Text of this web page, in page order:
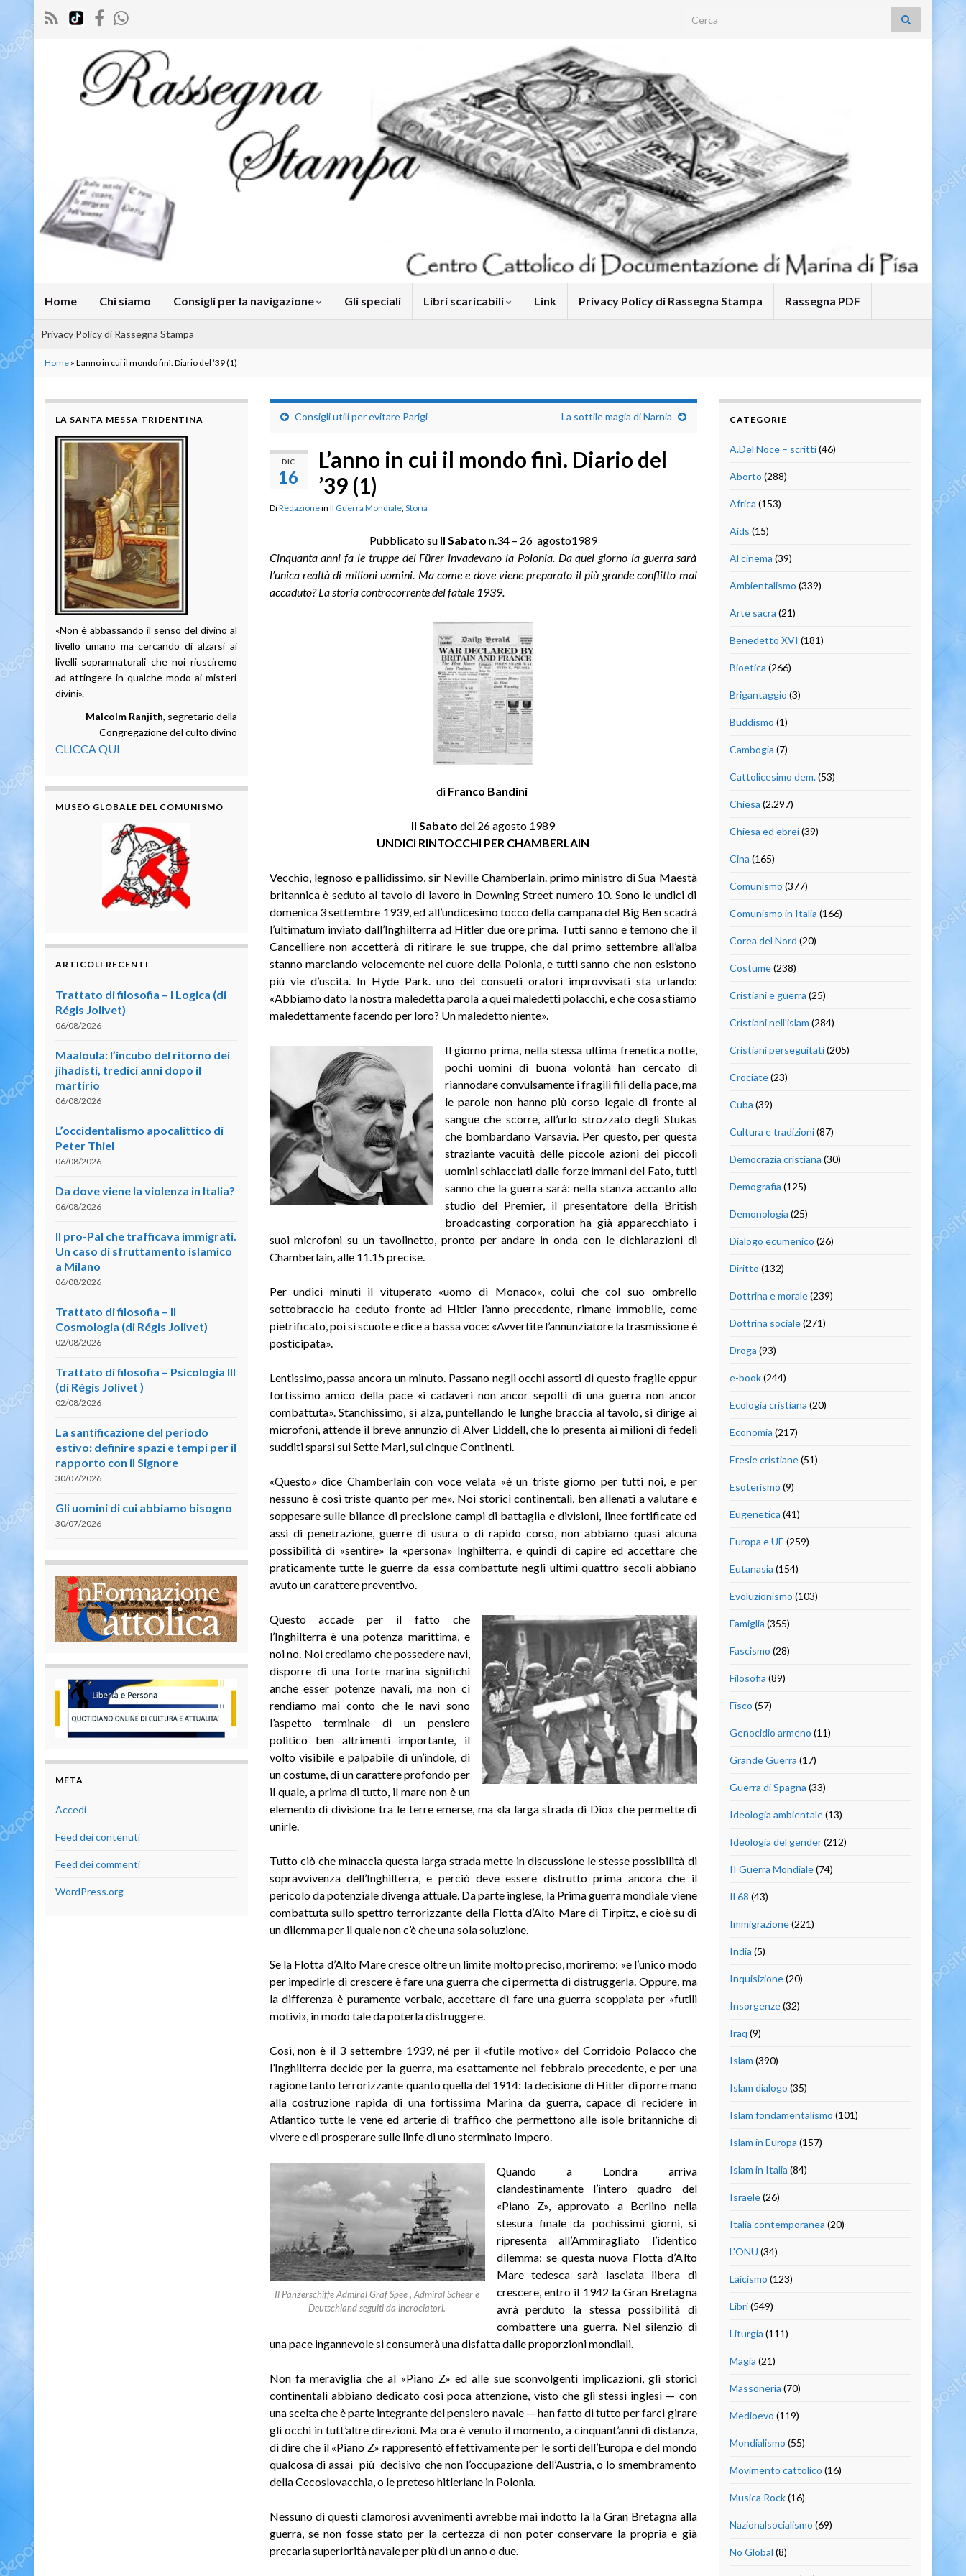
Search for:
Home Chi siamo Consigli per la navigazione Gli speciali Libri scaricabili Link Privacy Policy di Rassegna Stampa Rassegna PDF
Privacy Policy di Rassegna Stampa
Home » L’anno in cui il mondo finì. Diario del ’39 (1)
Consigli utili per evitare Parigi La sottile magia di Narnia
DIC
16
L’anno in cui il mondo finì. Diario del
’39 (1)
DiRedazionein II Guerra Mondiale, Storia
Pubblicato su Il Sabato n.34 – 26 agosto1989
Cinquanta anni fa le truppe del Fürer invadevano la Polonia. Da quel giorno la guerra sarà
l’unica realtà di milioni uomini. Ma come e dove viene preparato il più grande conflitto mai
accaduto? La storia controcorrente del fatale 1939.
di Franco Bandini
Il Sabato del 26 agosto 1989
UNDICI RINTOCCHI PER CHAMBERLAIN
Vecchio, legnoso e pallidissimo, sir Neville Chamberlain. primo ministro di Sua Maestà
britannica è seduto al tavolo di lavoro in Downing Street numero 10. Sono le undici di
domenica 3 settembre 1939, ed all’undicesimo tocco della campana del Big Ben scadrà
l’ultimatum inviato dall’Inghilterra ad Hitler due ore prima. Tutti sanno e temono che il
Cancelliere non accetterà di ritirare le sue truppe, che dal primo settembre all’alba
stanno marciando velocemente nel cuore della Polonia, e tutti sanno che non esistono
più vie d’uscita. In Hyde Park. uno dei consueti oratori improvvisati sta urlando:
«Abbiamo dato la nostra maledetta parola a quei maledetti polacchi, e che cosa stiamo
maledettamente facendo per loro? Un maledetto niente».
Il giorno prima, nella stessa ultima frenetica notte,
pochi uomini di buona volontà han cercato di
riannodare convulsamente i fragili fili della pace, ma
le parole non hanno più corso legale di fronte al
sangue che scorre, all’urlo strozzato degli Stukas
che bombardano Varsavia. Per questo, per questa
straziante vacuità delle piccole azioni dei piccoli
uomini schiacciati dalle forze immani del Fato, tutti
sanno che la guerra sarà: nella stanza accanto allo
studio del Premier, il presentatore della British
broadcasting corporation ha già apparecchiato i
suoi microfoni su un tavolinetto, pronto per andare in onda con le dichiarazioni di
Chamberlain, alle 11.15 precise.
Per undici minuti il vituperato «uomo di Monaco», colui che col suo ombrello
sottobraccio ha ceduto fronte ad Hitler l’anno precedente, rimane immobile, come
pietrificato, poi si scuote e dice a bassa voce: «Avvertite l’annunziatore la trasmissione è
posticipata».
Lentissimo, passa ancora un minuto. Passano negli occhi assorti di questo fragile eppur
fortissimo amico della pace «i cadaveri non ancor sepolti di una guerra non ancor
combattuta». Stanchissimo, si alza, puntellando le lunghe braccia al tavolo, si dirige ai
microfoni, attende il breve annunzio di Alver Liddell, che lo presenta ai milioni di fedeli
sudditi sparsi sui Sette Mari, sui cinque Continenti.
«Questo» dice Chamberlain con voce velata «è un triste giorno per tutti noi, e per
nessuno è così triste quanto per me». Noi storici continentali, ben allenati a valutare e
soppesare sulle bilance di precisione campi di battaglia e divisioni, linee fortificate ed
assi di penetrazione, guerre di usura o di rapido corso, non abbiamo quasi alcuna
possibilità di «sentire» la «persona» Inghilterra, e quindi di capire ed accettare che
praticamente tutte le guerre da essa combattute negli ultimi quattro secoli abbiano
avuto un carattere preventivo.
Questo accade per il fatto che
l’Inghilterra è una potenza marittima, e
noi no. Noi crediamo che possedere navi,
disporre di una forte marina significhi
anche esser potenze navali, ma non ci
rendiamo mai conto che le navi sono
l’aspetto terminale di un pensiero
politico ben altrimenti importante, il
volto visibile e palpabile di un’indole, di
un costume, di un carattere profondo per
il quale, a prima di tutto, il mare non è un
elemento di divisione tra le terre emerse, ma «la larga strada di Dio» che permette di
unirle.
Tutto ciò che minaccia questa larga strada mette in discussione le stesse possibilità di
sopravvivenza dell’Inghilterra, e perciò deve essere distrutto prima ancora che il
pericolo da potenziale divenga attuale. Da parte inglese, la Prima guerra mondiale viene
combattuta sullo spettro terrorizzante della Flotta d’Alto Mare di Tirpitz, e cioè su di
un dilemma per il quale non c’è che una sola soluzione.
Se la Flotta d’Alto Mare cresce oltre un limite molto preciso, moriremo: «e l’unico modo
per impedirle di crescere è fare una guerra che ci permetta di distruggerla. Oppure, ma
la differenza è puramente verbale, accettare dì fare una guerra scoppiata per «futili
motivi», in modo tale da poterla distruggere.
Così, non è il 3 settembre 1939, né per il «futile motivo» del Corridoio Polacco che
l’Inghilterra decide per la guerra, ma esattamente nel febbraio precedente, e per una
ragione tanto terrorizzante quanto quella del 1914: la decisione di Hitler di porre mano
alla costruzione rapida di una fortissima Marina da guerra, capace di recidere in
Atlantico tutte le vene ed arterie di traffico che permettono alle isole britanniche di
vivere e di prosperare sulle linfe di uno sterminato Impero.
Il Panzerschiffe Admiral Graf Spee , Admiral Scheer e
Deutschland seguiti da incrociatori.
Quando a Londra arriva
clandestinamente l’intero quadro del
«Piano Z», approvato a Berlino nella
stesura finale da pochissimi giorni, si
ripresenta all’Ammiragliato l’identico
dilemma: se questa nuova Flotta d’Alto
Mare tedesca sarà lasciata libera di
crescere, entro il 1942 la Gran Bretagna
avrà perduto la stessa possibilità di
combattere una guerra. Nel silenzio di
una pace ingannevole si consumerà una disfatta dalle proporzioni mondiali.
Non fa meraviglia che al «Piano Z» ed alle sue sconvolgenti implicazioni, gli storici
continentali abbiano dedicato così poca attenzione, visto che gli stessi inglesi — con
una scelta che è parte integrante del pensiero navale — han fatto di tutto per farci girare
gli occhi in tutt’altre direzioni. Ma ora è venuto il momento, a cinquant’anni di distanza,
di dire che il «Piano Z» rappresentò effettivamente per le sorti dell’Europa e del mondo
qualcosa di assai più decisivo che non l’occupazione dell’Austria, o lo smembramento
della Cecoslovacchia, o le preteso hitleriane in Polonia.
Nessuno di questi clamorosi avvenimenti avrebbe mai indotto Ia la Gran Bretagna alla
guerra, se non fosse stato per la certezza di non poter conservare la propria e già
precaria superiorità navale per più di un anno o due.
LA SANTA MESSA TRIDENTINA
«Non è abbassando il senso del divino al
livello umano ma cercando di alzarsi ai
livelli soprannaturali che noi riusciremo
ad attingere in qualche modo ai misteri
divini».
Malcolm Ranjith, segretario della
Congregazione del culto divino
CLICCA QUI
MUSEO GLOBALE DEL COMUNISMO
ARTICOLI RECENTI
Trattato di filosofia – I Logica (di
Régis Jolivet)
06/08/2026
Maaloula: l’incubo del ritorno dei
jihadisti, tredici anni dopo il
martirio
06/08/2026
L’occidentalismo apocalittico di
Peter Thiel
06/08/2026
Da dove viene la violenza in Italia?
06/08/2026
Il pro-Pal che trafficava immigrati.
Un caso di sfruttamento islamico
a Milano
06/08/2026
Trattato di filosofia – II
Cosmologia (di Régis Jolivet)
02/08/2026
Trattato di filosofia – Psicologia III
(di Régis Jolivet )
02/08/2026
La santificazione del periodo
estivo: definire spazi e tempi per il
rapporto con il Signore
30/07/2026
Gli uomini di cui abbiamo bisogno
30/07/2026
META
Accedi
Feed dei contenuti
Feed dei commenti
WordPress.org
CATEGORIE
A.Del Noce – scritti(46)
Aborto (288)
Africa (153)
Aids (15)
Al cinema (39)
Ambientalismo (339)
Arte sacra (21)
Benedetto XVI (181)
Bioetica (266)
Brigantaggio (3)
Buddismo (1)
Cambogia (7)
Cattolicesimo dem.(53)
Chiesa (2.297)
Chiesa ed ebrei(39)
Cina (165)
Comunismo (377)
Comunismo in Italia (166)
Corea del Nord (20)
Costume(238)
Cristiani e guerra (25)
Cristiani nell'islam (284)
Cristiani perseguitati(205)
Crociate(23)
Cuba (39)
Cultura e tradizioni(87)
Democrazia cristiana (30)
Demografia (125)
Demonologia (25)
Dialogo ecumenico (26)
Diritto (132)
Dottrina e morale(239)
Dottrina sociale(271)
Droga (93)
e-book(244)
Ecologia cristiana (20)
Economia (217)
Eresie cristiane(51)
Esoterismo (9)
Eugenetica (41)
Europa e UE (259)
Eutanasia (154)
Evoluzionismo (103)
Famiglia (355)
Fascismo (28)
Filosofia (89)
Fisco (57)
Genocidio armeno (11)
Grande Guerra (17)
Guerra di Spagna (33)
Ideologia ambientale(13)
Ideologia del gender(212)
II Guerra Mondiale(74)
Il 68 (43)
Immigrazione(221)
India (5)
Inquisizione(20)
Insorgenze(32)
Iraq (9)
Islam (390)
Islam dialogo (35)
Islam fondamentalismo (101)
Islam in Europa (157)
Islam in Italia (84)
Israele(26)
Italia contemporanea (20)
L'ONU (34)
Laicismo (123)
Libri(549)
Liturgia (111)
Magia (21)
Massoneria (70)
Medioevo (119)
Mondialismo (55)
Movimento cattolico (16)
Musica Rock(16)
Nazionalsocialismo (69)
No Global (8)